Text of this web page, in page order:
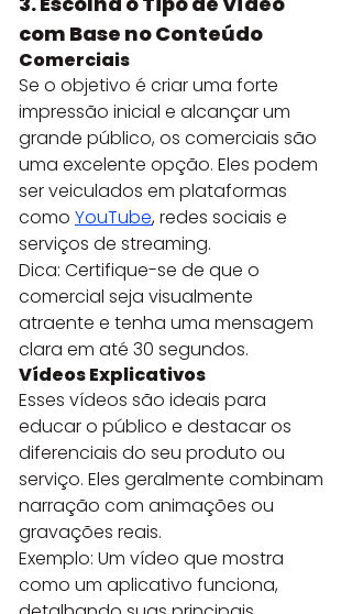
com Base no Conteúdo
Comerciais
Se o objetivo é criar uma forte
impressão inicial e alcançar um
grande público, os comerciais são
uma excelente opção. Eles podem
ser veiculados em plataformas
como YouTube, redes sociais e
serviços de streaming.
Dica: Certifique-se de que o
comercial seja visualmente
atraente e tenha uma mensagem
clara em até 30 segundos.
Vídeos Explicativos
Esses vídeos são ideais para
educar o público e destacar os
diferenciais do seu produto ou
serviço. Eles geralmente combinam
narração com animações ou
gravações reais.
Exemplo: Um vídeo que mostra
como um aplicativo funciona,